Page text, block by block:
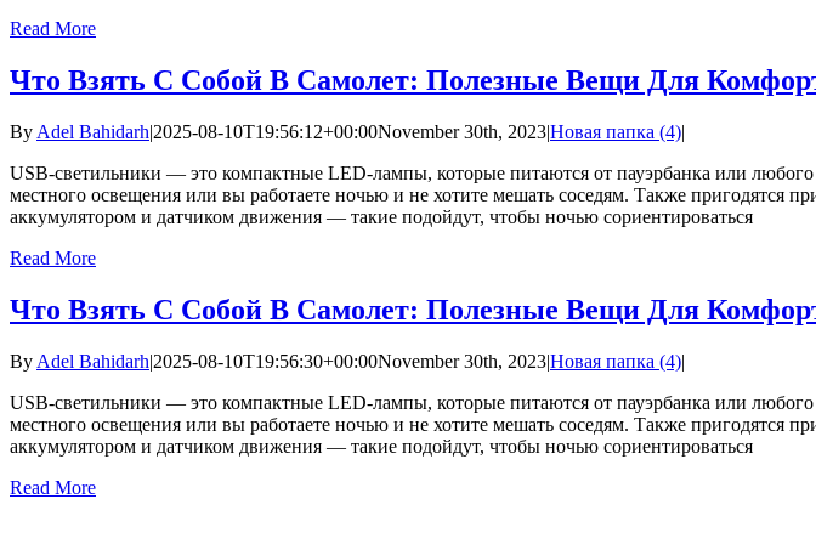
Read More
Что Взять С Собой В Самолет: Полезные Вещи Для
By Adel Bahidarh|2025-08-10T19:56:12+00:00November 30th, 2023|Новая папка (4)|
USB-светильники — это компактные LED-лампы, которые питаются от пауэрбанка или
местного освещения или вы работаете ночью и не хотите мешать соседям. Также пригодятся
аккумулятором и датчиком движения — такие подойдут, чтобы ночью сориентироваться
Read More
Что Взять С Собой В Самолет: Полезные Вещи Для
By Adel Bahidarh|2025-08-10T19:56:30+00:00November 30th, 2023|Новая папка (4)|
USB-светильники — это компактные LED-лампы, которые питаются от пауэрбанка или
местного освещения или вы работаете ночью и не хотите мешать соседям. Также пригодятся
аккумулятором и датчиком движения — такие подойдут, чтобы ночью сориентироваться
Read More